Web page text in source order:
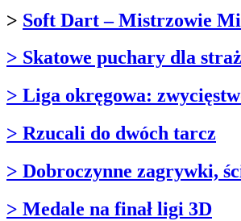
> Soft Dart – Mistrzowie
> Skatowe puchary dla
> Liga okręgowa:
> Rzucali do dwóch tarcz
> Dobroczynne zagrywki,
> Medale na finał ligi 3D